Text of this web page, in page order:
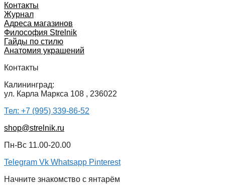
Контакты
Журнал
Адреса магазинов
Философия Strelnik
Гайды по стилю
Анатомия украшений
Контакты
Калининград:
ул. Карла Маркса 108 , 236022
Тел: +7 (995) 339-86-52
shop@strelnik.ru
Пн-Вс 11.00-20.00
Telegram Vk Whatsapp Pinterest
Начните знакомство с янтарём